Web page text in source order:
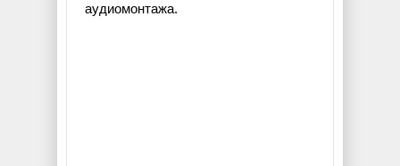
аудиомонтажа.